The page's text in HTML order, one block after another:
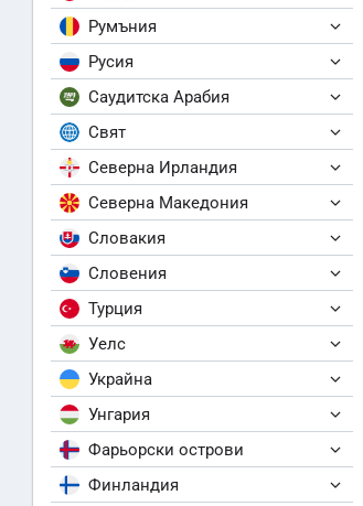
Румъния
Русия
Саудитска Арабия
Свят
Северна Ирландия
Северна Македония
Словакия
Словения
Турция
Уелс
Украйна
Унгария
Фарьорски острови
Финландия